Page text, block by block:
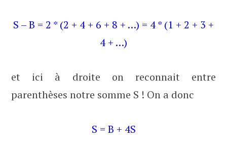
S – B = 2 * (2 + 4 + 6 + 8 + …) = 4 * (1 + 2 + 3 +
4 + …)
et ici à droite on reconnait entre
parenthèses notre somme S ! On a donc
S = B + 4S